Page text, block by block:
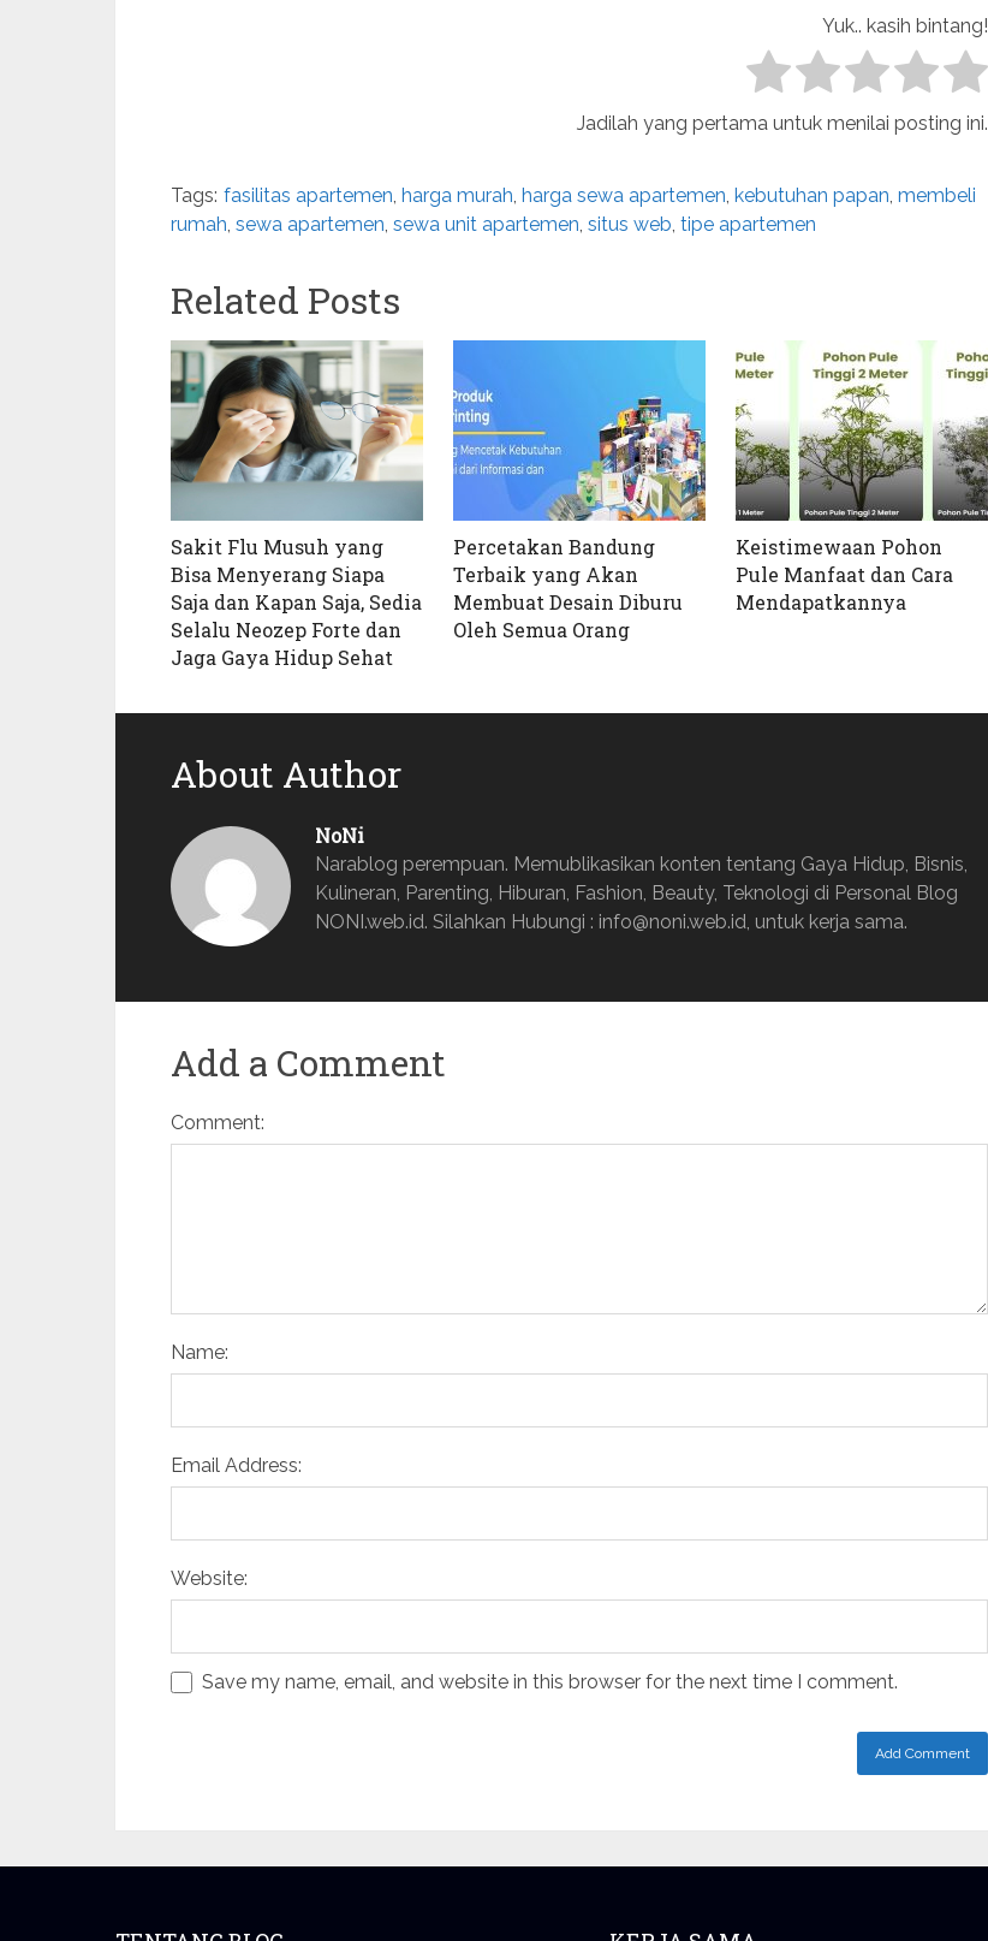
Yuk.. kasih bintang!
Jadilah yang pertama untuk menilai posting ini.
Tags: fasilitas apartemen, harga murah, harga sewa apartemen, kebutuhan papan, membeli
rumah, sewa apartemen, sewa unit apartemen, situs web, tipe apartemen
Related Posts
Sakit Flu Musuh yang
Bisa Menyerang Siapa
Saja dan Kapan Saja, Sedia
Selalu Neozep Forte dan
Jaga Gaya Hidup Sehat
Percetakan Bandung
Terbaik yang Akan
Membuat Desain Diburu
Oleh Semua Orang
Keistimewaan Pohon
Pule Manfaat dan Cara
Mendapatkannya
About Author
NoNi
Narablog perempuan. Memublikasikan konten tentang Gaya Hidup, Bisnis,
Kulineran, Parenting, Hiburan, Fashion, Beauty, Teknologi di Personal Blog
NONI.web.id. Silahkan Hubungi : info@noni.web.id, untuk kerja sama.
Add a Comment
Comment:
Name:
Email Address:
Website:
Save my name, email, and website in this browser for the next time I comment.